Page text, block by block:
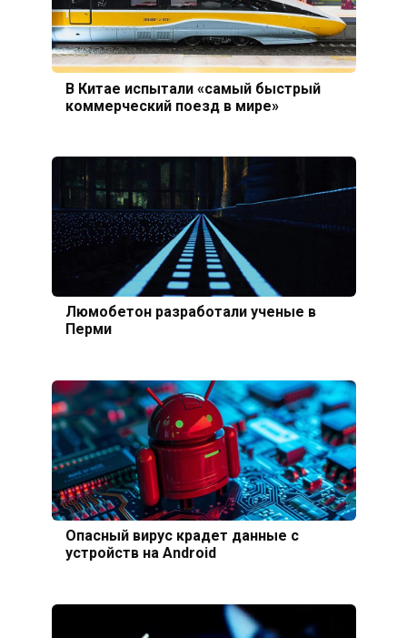
В Китае испытали «самый быстрый
коммерческий поезд в мире»
Люмобетон разработали ученые в
Перми
Опасный вирус крадет данные с
устройств на Android